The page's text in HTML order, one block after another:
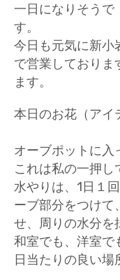
一日になりそうで
す。
今日も元気に新小
で営業しておりま
ます。
本日のお花（アイ
オーブポットに入
これは私の一押し
水やりは、1日１
ーブ部分をつけて
せ、周りの水分を
和室でも、洋室で
日当たりの良い場